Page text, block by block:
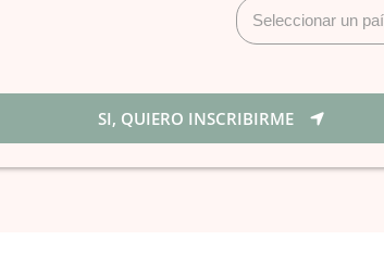
SI, QUIERO INSCRIBIRME